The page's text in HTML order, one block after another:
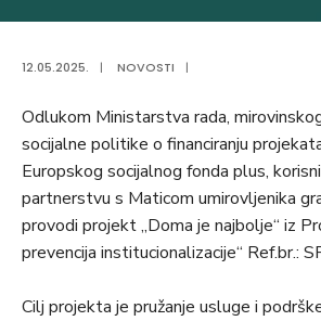
12.05.2025. | NOVOSTI |
Odlukom Ministarstva rada,
socijalne politike o financiranju
Europskog socijalnog fonda plus,
partnerstvu s Maticom umirovljenika
provodi projekt „Doma je najbolje“ iz
prevencija institucionalizacije“ Ref.br.:
Cilj projekta je pružanje usluge i